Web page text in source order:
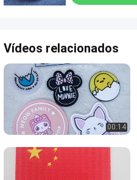
Vídeos relacionados
00:14